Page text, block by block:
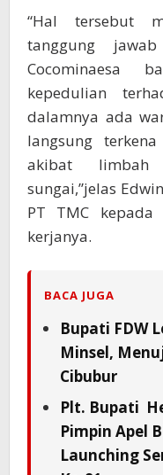
“Hal tersebut
tanggung
Cocominaesa
kepedulian
dalamnya ada
langsung
akibat limbah
sungai,”jelas
PT TMC
kerjanya.
BACA JUGA
Bupati FDW
Minsel,
Cibubur
Plt. Bupati
Pimpin Apel
Launching